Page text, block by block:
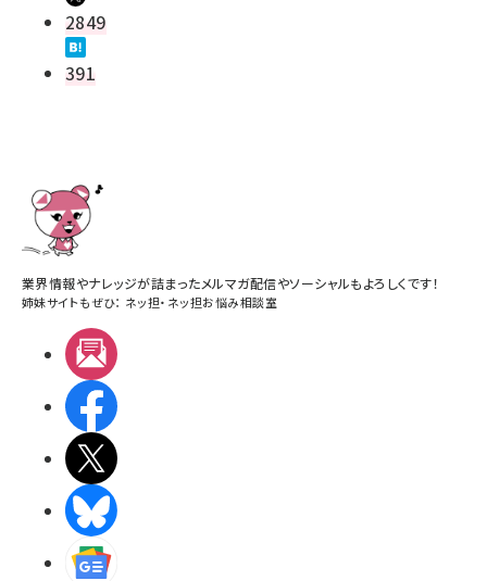
2849
391
業界情報やナレッジが詰まったメルマガ配信やソーシャルもよろしくです！
姉妹サイトもぜひ： ネッ担・ ネッ担お悩み相談室